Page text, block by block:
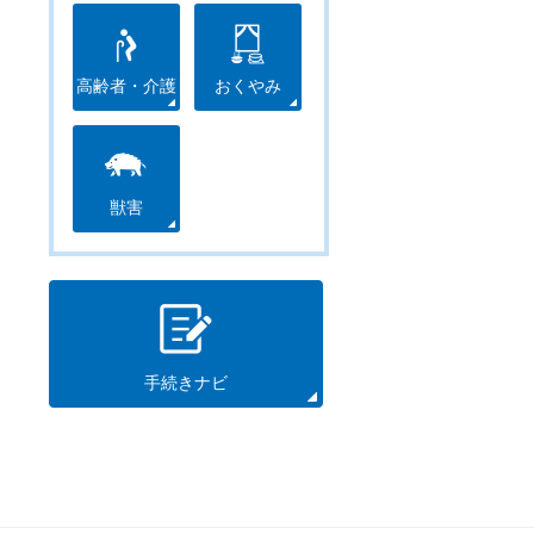
高齢者・介護 おくやみ
獣害
手続きナビ